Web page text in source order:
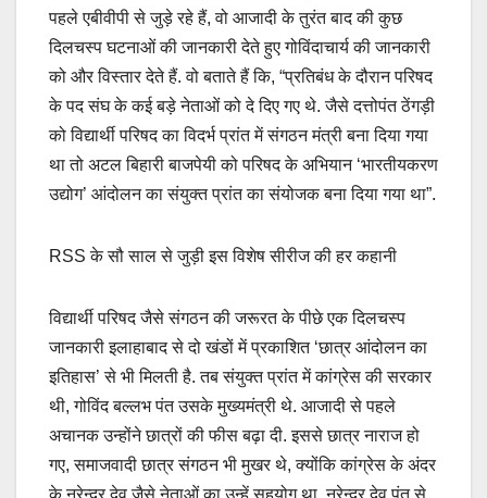
पहले एबीवीपी से जुड़े रहे हैं, वो आजादी के तुरंत बाद की कुछ
दिलचस्प घटनाओं की जानकारी देते हुए गोविंदाचार्य की जानकारी
को और विस्तार देते हैं. वो बताते हैं कि, “प्रतिबंध के दौरान परिषद
के पद संघ के कई बड़े नेताओं को दे दिए गए थे. जैसे दत्तोपंत ठेंगड़ी
को विद्यार्थी परिषद का विदर्भ प्रांत में संगठन मंत्री बना दिया गया
था तो अटल बिहारी बाजपेयी को परिषद के अभियान ‘भारतीयकरण
उद्योग’ आंदोलन का संयुक्त प्रांत का संयोजक बना दिया गया था”.
RSS के सौ साल से जुड़ी इस विशेष सीरीज की हर कहानी
विद्यार्थी परिषद जैसे संगठन की जरूरत के पीछे एक दिलचस्प
जानकारी इलाहाबाद से दो खंडों में प्रकाशित ‘छात्र आंदोलन का
इतिहास’ से भी मिलती है. तब संयुक्त प्रांत में कांग्रेस की सरकार
थी, गोविंद बल्लभ पंत उसके मुख्यमंत्री थे. आजादी से पहले
अचानक उन्होंने छात्रों की फीस बढ़ा दी. इससे छात्र नाराज हो
गए, समाजवादी छात्र संगठन भी मुखर थे, क्योंकि कांग्रेस के अंदर